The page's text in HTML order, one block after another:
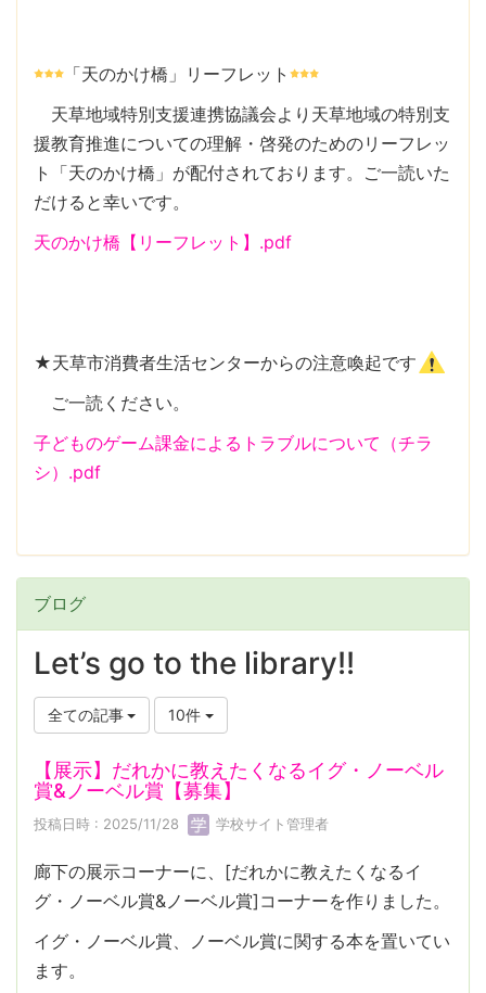
「天のかけ橋」リーフレット
天草地域特別支援連携協議会より天草地域の特別支
援教育推進についての理解・啓発のためのリーフレッ
ト「天のかけ橋」が配付されております。ご一読いた
だけると幸いです。
天のかけ橋【リーフレット】.pdf
★天草市消費者生活センターからの注意喚起です
ご一読ください。
子どものゲーム課金によるトラブルについて（チラ
シ）.pdf
ブログ
Let’s go to the library!!
全ての記事 10件
【展示】だれかに教えたくなるイグ・ノーベル
賞&ノーベル賞【募集】
投稿日時 : 2025/11/28 学校サイト管理者
廊下の展示コーナーに、[だれかに教えたくなるイ
グ・ノーベル賞&ノーベル賞]コーナーを作りました。
イグ・ノーベル賞、ノーベル賞に関する本を置いてい
ます。